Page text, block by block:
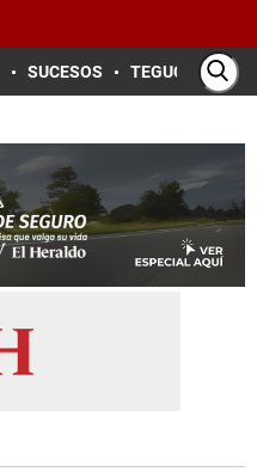
SUCESOS TEGUCIGALPA